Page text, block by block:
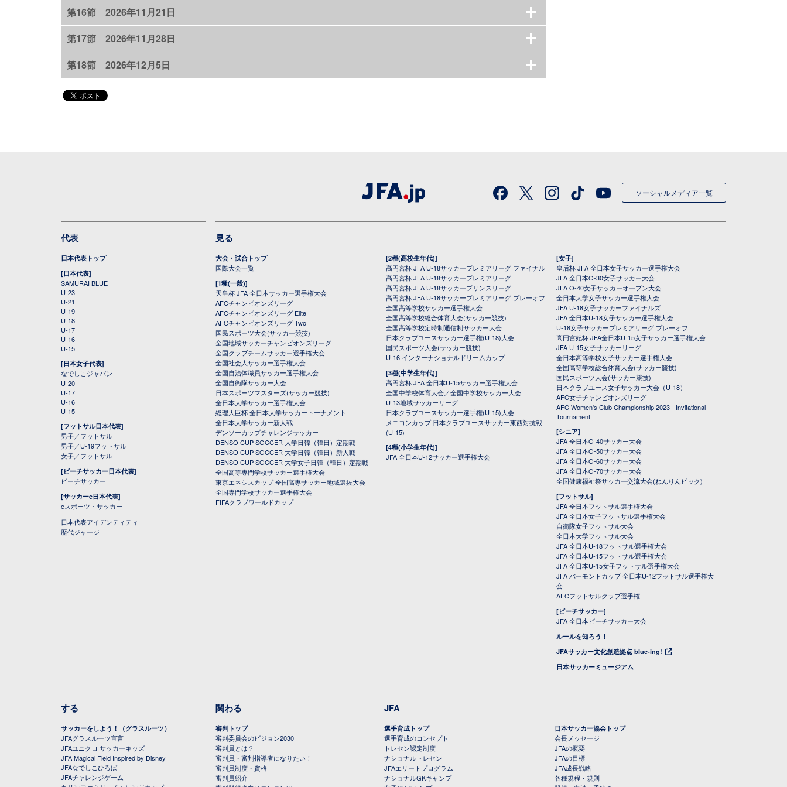
第16節 2026年11月21日
第17節 2026年11月28日
第18節 2026年12月5日
ソーシャルメディア一覧
代表
日本代表トップ
[日本代表]
SAMURAI BLUE
U-23
U-21
U-19
U-18
U-17
U-16
U-15
[日本女子代表]
なでしこジャパン
U-20
U-17
U-16
U-15
[フットサル日本代表]
男子／フットサル
男子／U-19フットサル
女子／フットサル
[ビーチサッカー日本代表]
ビーチサッカー
[サッカーe日本代表]
eスポーツ・サッカー
日本代表アイデンティティ
歴代ジャージ
見る
大会・試合トップ
国際大会一覧
[1種(一般)]
天皇杯 JFA 全日本サッカー選手権大会
AFCチャンピオンズリーグ
AFCチャンピオンズリーグ Elite
AFCチャンピオンズリーグ Two
国民スポーツ大会(サッカー競技)
全国地域サッカーチャンピオンズリーグ
全国クラブチームサッカー選手権大会
全国社会人サッカー選手権大会
全国自治体職員サッカー選手権大会
全国自衛隊サッカー大会
日本スポーツマスターズ(サッカー競技)
全日本大学サッカー選手権大会
総理大臣杯 全日本大学サッカートーナメント
全日本大学サッカー新人戦
デンソーカップチャレンジサッカー
DENSO CUP SOCCER 大学日韓（韓日）定期戦
DENSO CUP SOCCER 大学日韓（韓日）新人戦
DENSO CUP SOCCER 大学女子日韓（韓日）定期戦
全国高等専門学校サッカー選手権大会
東京エネシスカップ 全国高専サッカー地域選抜大会
全国専門学校サッカー選手権大会
FIFAクラブワールドカップ
[2種(高校生年代)]
高円宮杯 JFA U-18サッカープレミアリーグ ファイナル
高円宮杯 JFA U-18サッカープレミアリーグ
高円宮杯 JFA U-18サッカープリンスリーグ
高円宮杯 JFA U-18サッカープレミアリーグ プレーオフ
全国高等学校サッカー選手権大会
全国高等学校総合体育大会(サッカー競技)
全国高等学校定時制通信制サッカー大会
日本クラブユースサッカー選手権(U-18)大会
国民スポーツ大会(サッカー競技)
U-16 インターナショナルドリームカップ
[3種(中学生年代)]
高円宮杯 JFA 全日本U-15サッカー選手権大会
全国中学校体育大会／全国中学校サッカー大会
U-13地域サッカーリーグ
日本クラブユースサッカー選手権(U-15)大会
メニコンカップ 日本クラブユースサッカー東西対抗戦
(U-15)
[4種(小学生年代)]
JFA 全日本U-12サッカー選手権大会
[女子]
皇后杯 JFA 全日本女子サッカー選手権大会
JFA 全日本O-30女子サッカー大会
JFA O-40女子サッカーオープン大会
全日本大学女子サッカー選手権大会
JFA U-18女子サッカーファイナルズ
JFA 全日本U-18女子サッカー選手権大会
U-18女子サッカープレミアリーグ プレーオフ
高円宮妃杯 JFA全日本U-15女子サッカー選手権大会
JFA U-15女子サッカーリーグ
全日本高等学校女子サッカー選手権大会
全国高等学校総合体育大会(サッカー競技)
国民スポーツ大会(サッカー競技)
日本クラブユース女子サッカー大会（U-18）
AFC女子チャンピオンズリーグ
AFC Women's Club Championship 2023 - Invitational
Tournament
[シニア]
JFA 全日本O-40サッカー大会
JFA 全日本O-50サッカー大会
JFA 全日本O-60サッカー大会
JFA 全日本O-70サッカー大会
全国健康福祉祭サッカー交流大会(ねんりんピック)
[フットサル]
JFA 全日本フットサル選手権大会
JFA 全日本女子フットサル選手権大会
自衛隊女子フットサル大会
全日本大学フットサル大会
JFA 全日本U-18フットサル選手権大会
JFA 全日本U-15フットサル選手権大会
JFA 全日本U-15女子フットサル選手権大会
JFA バーモントカップ 全日本U-12フットサル選手権大
会
AFCフットサルクラブ選手権
[ビーチサッカー]
JFA 全日本ビーチサッカー大会
ルールを知ろう！
JFAサッカー文化創造拠点 blue-ing!
日本サッカーミュージアム
する
サッカーをしよう！（グラスルーツ）
JFAグラスルーツ宣言
JFAユニクロ サッカーキッズ
JFA Magical Field Inspired by Disney
JFAなでしこひろば
JFAチャレンジゲーム
関わる
審判トップ
審判委員会のビジョン2030
審判員とは？
審判員・審判指導者になりたい！
審判員制度・資格
審判員紹介
JFA
選手育成トップ
選手育成のコンセプト
トレセン認定制度
ナショナルトレセン
JFAエリートプログラム
ナショナルGKキャンプ
日本サッカー協会トップ
会長メッセージ
JFAの概要
JFAの目標
JFA成長戦略
各種規程・規則